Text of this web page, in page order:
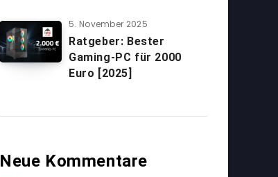
5. November 2025
Ratgeber: Bester
Gaming-PC für 2000
Euro [2025]
Neue Kommentare